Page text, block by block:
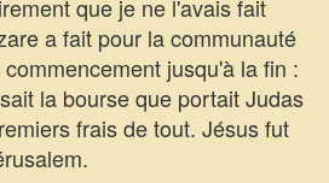
que je ne l'avais fait
a fait pour la communauté
jusqu'à la fin :
la bourse que portait Judas
frais de tout. Jésus fut